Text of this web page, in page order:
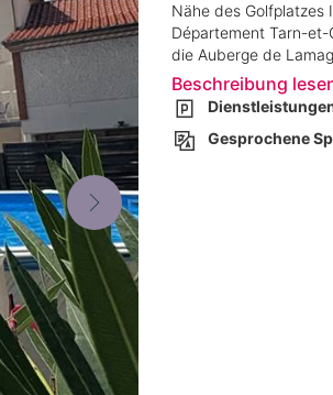
Nähe des Golfplatzes
Département Tarn-et-
die Auberge de
Beschreibung
Gesprochene